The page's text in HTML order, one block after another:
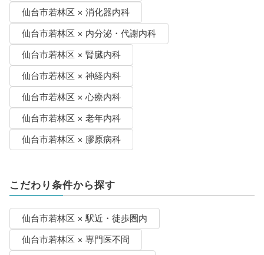
仙台市若林区 × 消化器内科
仙台市若林区 × 内分泌・代謝内科
仙台市若林区 × 腎臓内科
仙台市若林区 × 神経内科
仙台市若林区 × 心療内科
仙台市若林区 × 老年内科
仙台市若林区 × 膠原病科
こだわり条件から探す
仙台市若林区 × 駅近・徒歩圏内
仙台市若林区 × 専門医不問